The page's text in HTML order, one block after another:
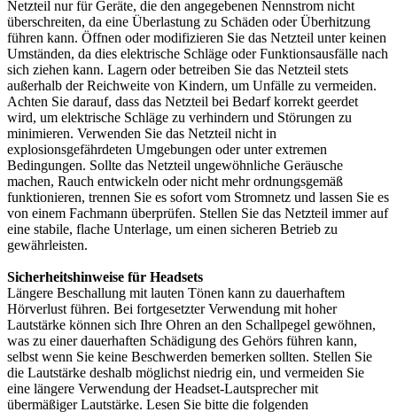
Netzteil nur für Geräte, die den angegebenen Nennstrom nicht
überschreiten, da eine Überlastung zu Schäden oder Überhitzung
führen kann. Öffnen oder modifizieren Sie das Netzteil unter keinen
Umständen, da dies elektrische Schläge oder Funktionsausfälle nach
sich ziehen kann. Lagern oder betreiben Sie das Netzteil stets
außerhalb der Reichweite von Kindern, um Unfälle zu vermeiden.
Achten Sie darauf, dass das Netzteil bei Bedarf korrekt geerdet
wird, um elektrische Schläge zu verhindern und Störungen zu
minimieren. Verwenden Sie das Netzteil nicht in
explosionsgefährdeten Umgebungen oder unter extremen
Bedingungen. Sollte das Netzteil ungewöhnliche Geräusche
machen, Rauch entwickeln oder nicht mehr ordnungsgemäß
funktionieren, trennen Sie es sofort vom Stromnetz und lassen Sie es
von einem Fachmann überprüfen. Stellen Sie das Netzteil immer auf
eine stabile, flache Unterlage, um einen sicheren Betrieb zu
gewährleisten.
Sicherheitshinweise für Headsets
Längere Beschallung mit lauten Tönen kann zu dauerhaftem
Hörverlust führen. Bei fortgesetzter Verwendung mit hoher
Lautstärke können sich Ihre Ohren an den Schallpegel gewöhnen,
was zu einer dauerhaften Schädigung des Gehörs führen kann,
selbst wenn Sie keine Beschwerden bemerken sollten. Stellen Sie
die Lautstärke deshalb möglichst niedrig ein, und vermeiden Sie
eine längere Verwendung der Headset-Lautsprecher mit
übermäßiger Lautstärke. Lesen Sie bitte die folgenden